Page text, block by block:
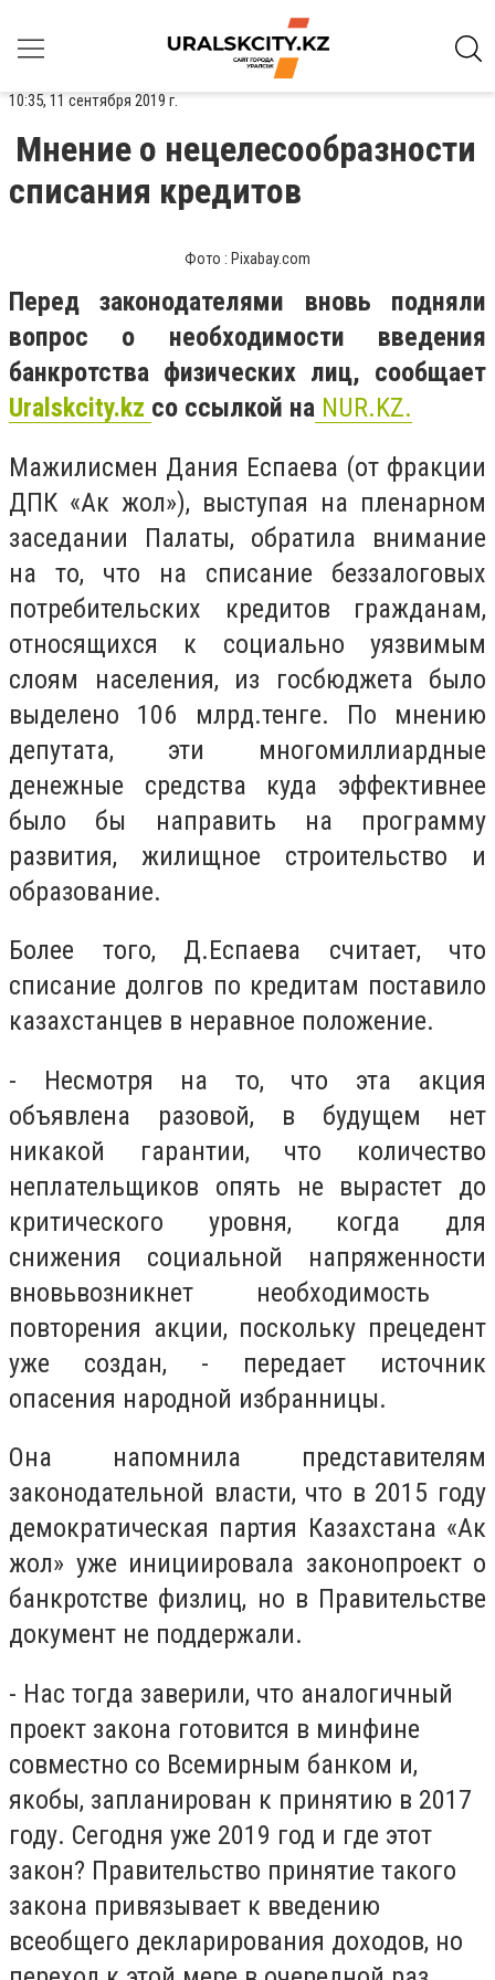
10:35, 11 сентября 2019 г.
Мнение о нецелесообразности
списания кредитов
Фото : Pixabay.com
Перед законодателями вновь подняли
вопрос о необходимости введения
банкротства физических лиц, сообщает
Uralskcity.kz со ссылкой на NUR.KZ.
Мажилисмен Дания Еспаева (от фракции
ДПК «Ак жол»), выступая на пленарном
заседании Палаты, обратила внимание
на то, что на списание беззалоговых
потребительских кредитов гражданам,
относящихся к социально уязвимым
слоям населения, из госбюджета было
выделено 106 млрд.тенге. По мнению
депутата, эти многомиллиардные
денежные средства куда эффективнее
было бы направить на программу
развития, жилищное строительство и
образование.
Более того, Д.Еспаева считает, что
списание долгов по кредитам поставило
казахстанцев в неравное положение.
- Несмотря на то, что эта акция
объявлена разовой, в будущем нет
никакой гарантии, что количество
неплательщиков опять не вырастет до
критического уровня, когда для
снижения социальной напряженности
вновьвозникнет необходимость
повторения акции, поскольку прецедент
уже создан, - передает источник
опасения народной избранницы.
Она напомнила представителям
законодательной власти, что в 2015 году
демократическая партия Казахстана «Ак
жол» уже инициировала законопроект о
банкротстве физлиц, но в Правительстве
документ не поддержали.
- Нас тогда заверили, что аналогичный
проект закона готовится в минфине
совместно со Всемирным банком и,
якобы, запланирован к принятию в 2017
году. Сегодня уже 2019 год и где этот
закон? Правительство принятие такого
закона привязывает к введению
всеобщего декларирования доходов, но